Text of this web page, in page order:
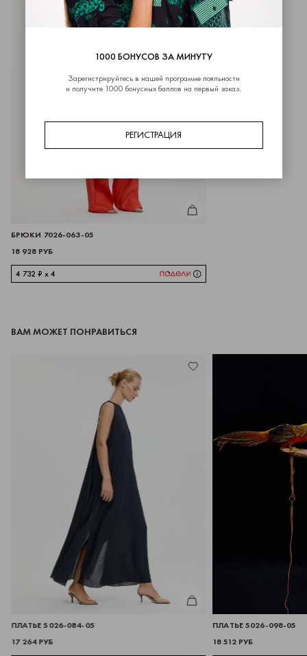
1000 БОНУСОВ ЗА МИНУТУ
Зарегистрируйтесь в нашей программе лояльности
и получите 1000 бонусных баллов на первый заказ.
РЕГИСТРАЦИЯ
КУПИТЬ
БРЮКИ 7026-063-05
18 928 РУБ
4 732 ₽ x 4
ВАМ МОЖЕТ ПОНРАВИТЬСЯ
КУПИТЬ
ПЛАТЬЕ 5026-084-05
17 264 РУБ
ПЛАТЬЕ 5026-098-05
18 512 РУБ